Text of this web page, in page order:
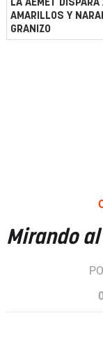
LA AEMET
AMARILLOS Y
GRANIZO
Mirando